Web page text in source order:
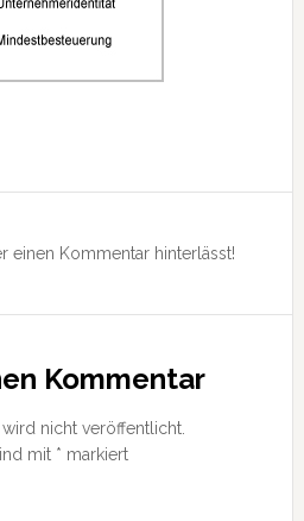
einen Kommentar hinterlässt!
Kommentar
nicht veröffentlicht.
mit * markiert